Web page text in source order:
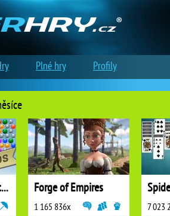
Bubble Shooter Extreme Forge of Empires
1 165 836x 7 023
Plné hry Profily